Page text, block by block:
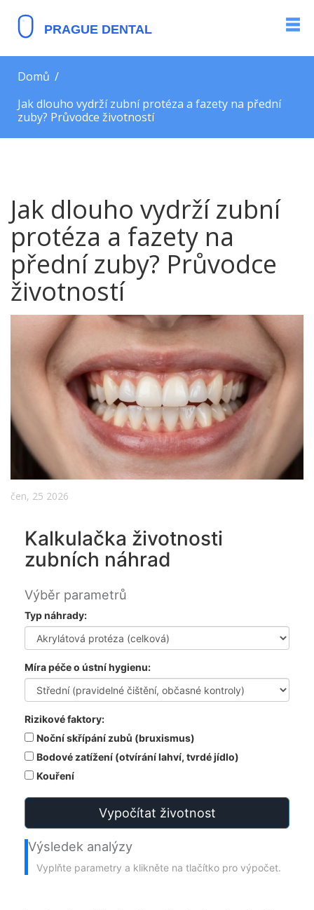
Domů
Jak dlouho vydrží zubní protéza a fazety na přední
zuby? Průvodce životností
Jak dlouho vydrží zubní
protéza a fazety na
přední zuby? Průvodce
životností
čen, 25 2026
Kalkulačka životnosti
zubních náhrad
Výběr parametrů
Typ náhrady:
Míra péče o ústní hygienu:
Rizikové faktory:
Noční skřípání zubů (bruxismus)
Bodové zatížení (otvírání lahví, tvrdé jídlo)
Kouření
Vypočítat životnost
Výsledek analýzy
Vyplňte parametry a klikněte na tlačítko pro výpočet.